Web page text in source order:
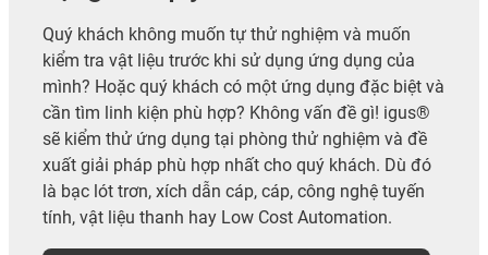
Quý khách không muốn tự thử nghiệm và muốn
kiểm tra vật liệu trước khi sử dụng ứng dụng của
mình? Hoặc quý khách có một ứng dụng đặc biệt và
cần tìm linh kiện phù hợp? Không vấn đề gì! igus®
sẽ kiểm thử ứng dụng tại phòng thử nghiệm và đề
xuất giải pháp phù hợp nhất cho quý khách. Dù đó
là bạc lót trơn, xích dẫn cáp, cáp, công nghệ tuyến
tính, vật liệu thanh hay Low Cost Automation.